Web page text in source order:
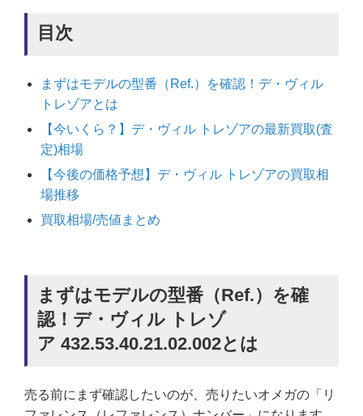
目次
まずはモデルの型番（Ref.）を確認！デ・ヴィル
トレゾアとは
【今いくら？】デ・ヴィル トレゾアの最新買取(査
定)相場
【今後の価格予想】デ・ヴィル トレゾアの買取相
場推移
買取相場/売値まとめ
まずはモデルの型番（Ref.）を確
認！デ・ヴィル トレゾ
ア 432.53.40.21.02.002とは
売る前にまず確認したいのが、売りたいオメガの「リ